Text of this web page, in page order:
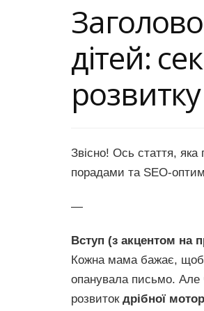
дітей:
розвитку
Звісно! Ось стаття,
порадами та SEO-
—
Вступ (з акцентом на
Кожна мама бажає, щоб
опанувала письмо. Але
розвиток дрібної